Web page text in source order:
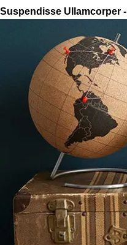
Suspendisse Ullamcorper -